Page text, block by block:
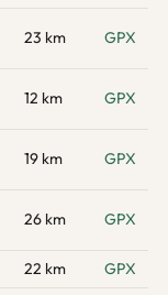
23 km GPX
12 km GPX
19 km GPX
26 km GPX
22 km
GPX